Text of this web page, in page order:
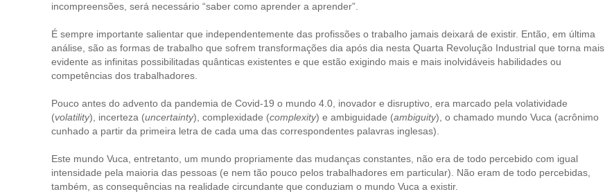
incompreensões, será necessário “saber como aprender a aprender”.
É sempre importante salientar que independentemente das profissões o trabalho jamais deixará de existir. Então, em última
análise, são as formas de trabalho que sofrem transformações dia após dia nesta Quarta Revolução Industrial que torna mais
evidente as infinitas possibilitadas quânticas existentes e que estão exigindo mais e mais inolvidáveis habilidades ou
competências dos trabalhadores.
Pouco antes do advento da pandemia de Covid-19 o mundo 4.0, inovador e disruptivo, era marcado pela volatividade
(volatility), incerteza (uncertainty), complexidade (complexity) e ambiguidade (ambiguity), o chamado mundo Vuca (acrônimo
cunhado a partir da primeira letra de cada uma das correspondentes palavras inglesas).
Este mundo Vuca, entretanto, um mundo propriamente das mudanças constantes, não era de todo percebido com igual
intensidade pela maioria das pessoas (e nem tão pouco pelos trabalhadores em particular). Não eram de todo percebidas,
também, as consequências na realidade circundante que conduziam o mundo Vuca a existir.